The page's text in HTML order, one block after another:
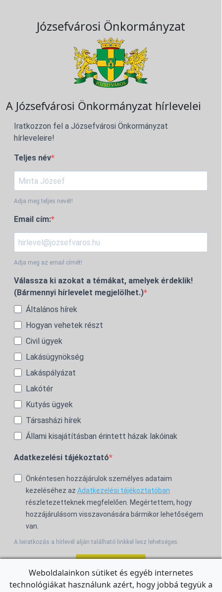
Józsefvárosi Önkormányzat
A Józsefvárosi Önkormányzat hírlevelei
Iratkozzon fel a Józsefvárosi Önkormányzat
hírleveleire!
Teljes név
Adja meg teljes nevét!
Email cím:
Adja meg az email címét!
Válassza ki azokat a témákat, amelyek érdeklik!
(Bármennyi hírlevelet megjelölhet.)
Általános hírek
Hogyan vehetek részt
Civil ügyek
Lakásügynökség
Lakáspályázat
Lakótér
Kutyás ügyek
Társasházi hírek
Állami kisajátításban érintett házak lakóinak
Adatkezelési tájékoztató
Önkéntesen hozzájárulok személyes adataim
kezeléséhez az Adatkezelési tájékoztatóban
részletezetteknek megfelelően. Megértettem, hogy
hozzájárulásom visszavonására bármikor lehetőségem
van.
A leiratkozás a hírlevél alján található linkkel lesz lehetséges.
Weboldalainkon sütiket és egyéb internetes
technológiákat használunk azért, hogy jobbá tegyük a